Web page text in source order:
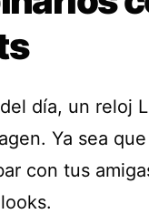
día, un reloj
Ya sea
con tus